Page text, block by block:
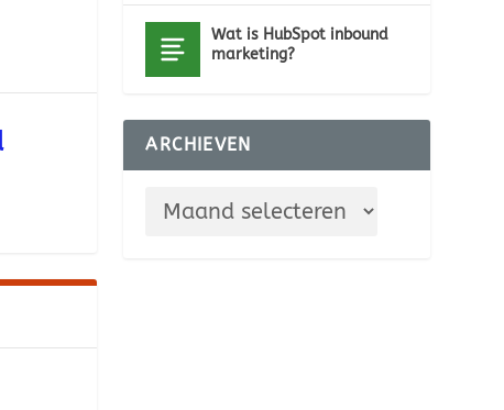
Wat is HubSpot inbound
marketing?
ARCHIEVEN